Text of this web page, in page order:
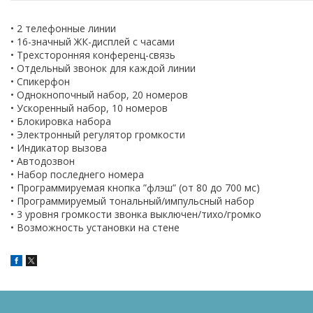
• 2 телефонные линии
• 16-значный ЖК-дисплей с часами
• Трехсторонняя конференц-связь
• Отдельный звонок для каждой линии
• Спикерфон
• Однокнопочный набор, 20 номеров
• Ускоренный набор, 10 номеров
• Блокировка набора
• Электронный регулятор громкости
• Индикатор вызова
• Автодозвон
• Набор последнего номера
• Программируемая кнопка ”флэш” (от 80 до 700 мс)
• Программируемый тональный/импульсный набор
• 3 уровня громкости звонка выключен/тихо/громко
• Возможность установки на стене